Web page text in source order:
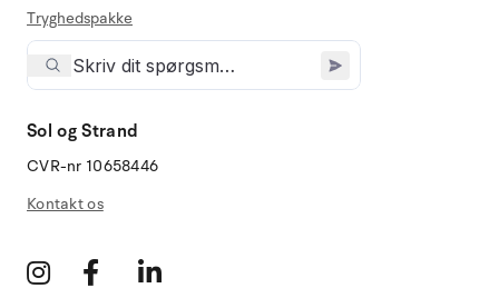
Tryghedspakke
Sol og Strand
CVR-nr 10658446
Kontakt os